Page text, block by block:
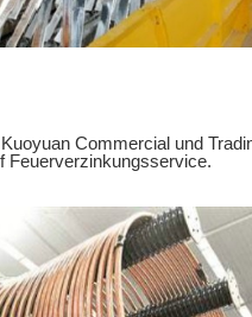
Commercial und
Feuerverzinkungsservice.